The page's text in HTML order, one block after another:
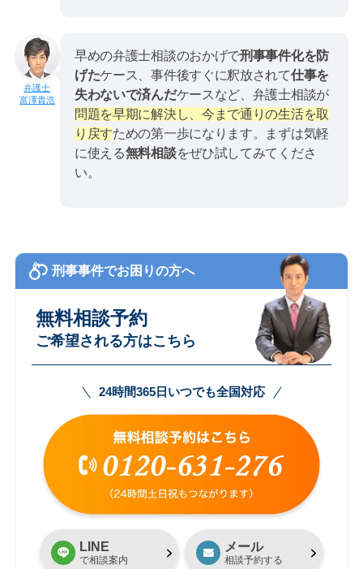
富澤貴浩
早めの弁護士相談のおかげで刑事事件化を防
げたケース、事件後すぐに釈放されて仕事を
失わないで済んだケースなど、弁護士相談が
問題を早期に解決し、今まで通りの生活を取
り戻すための第一歩になります。まずは気軽
に使える無料相談をぜひ試してみてくださ
い。
刑事事件でお困りの方へ
無料相談予約
ご希望される方はこちら
24時間365日いつでも全国対応
LINE
で相談案内
メール
相談予約する